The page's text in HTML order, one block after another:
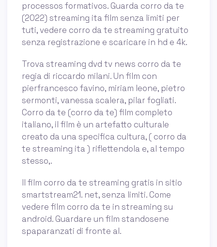
processos formativos. Guarda corro da te
(2022) streaming ita film senza limiti per
tuti, vedere corro da te streaming gratuito
senza registrazione e scaricare in hd e 4k.
Trova streaming dvd tv news corro da te
regia di riccardo milani. Un film con
pierfrancesco favino, miriam leone, pietro
sermonti, vanessa scalera, pilar fogliati.
Corro da te (corro da te) film completo
italiano, il film è un artefatto culturale
creato da una specifica cultura, ( corro da
te streaming ita ) riflettendola e, al tempo
stesso,.
Il film corro da te streaming gratis in sitio
smartstream21. net, senza limiti. Come
vedere film corro da te in streaming su
android. Guardare un film standosene
spaparanzati di fronte al.